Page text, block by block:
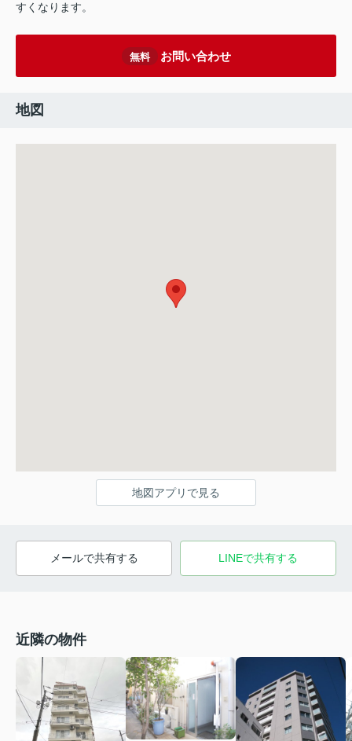
すくなります。
無料 お問い合わせ
地図
地図アプリで見る
メールで共有する LINEで共有する
近隣の物件